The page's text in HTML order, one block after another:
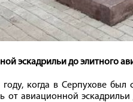
эскадрильи до элитного
когда в Серпухове
авиационной